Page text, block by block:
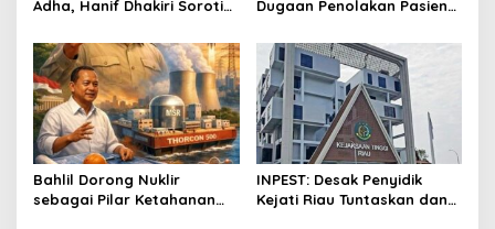
t
i
o
n
Adha, Hanif Dhakiri Soroti
BBM Bersubsidi
Dugaan Penolakan Pasien
Diusut Serius
Bahlil Dorong Nuklir
sebagai Pilar Ketahanan
INPEST: Desak Penyidik
Kejati Riau Tuntaskan dan